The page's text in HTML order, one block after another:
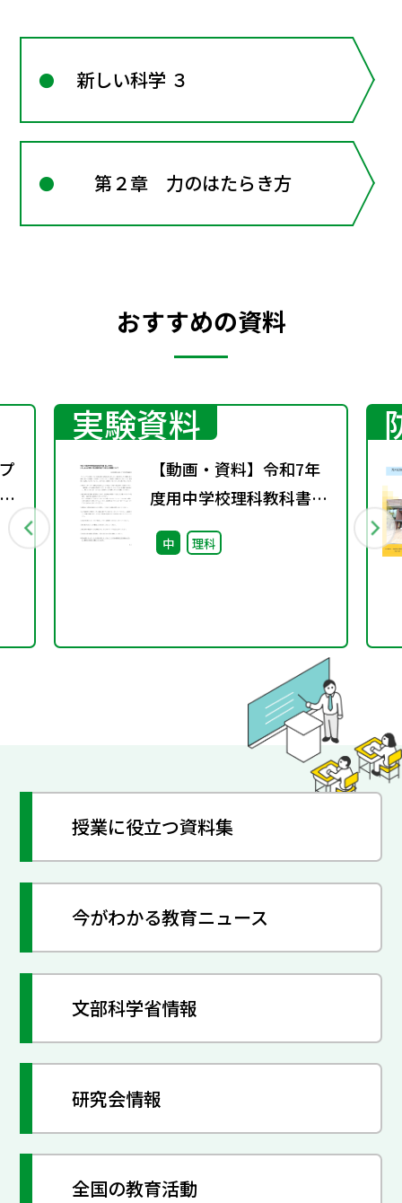
新しい科学 ３
第２章 力のはたらき方
おすすめの資料
実験資料
【動画・資料】令和7年
度用中学校理科教科書
「新編 新しい科学」 2年
p.38-39実験3「鉄と硫黄
中 理科
授業に役立つ資料集
今がわかる教育ニュース
文部科学省情報
研究会情報
全国の教育活動